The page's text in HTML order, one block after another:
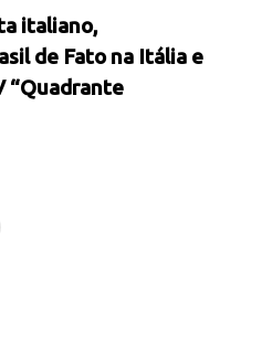
italiano,
de Fato na Itália e
“Quadrante